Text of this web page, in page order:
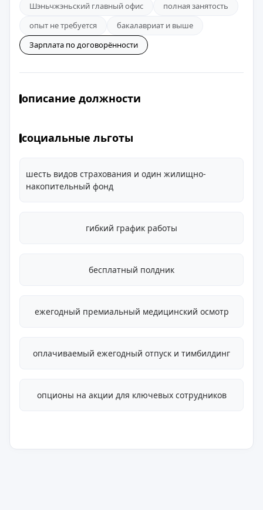
Шэньчжэньский главный офис
полная занятость
опыт не требуется
бакалавриат и выше
Зарплата по договорённости
описание должности
социальные льготы
шесть видов страхования и один жилищно-
накопительный фонд
гибкий график работы
бесплатный полдник
ежегодный премиальный медицинский осмотр
оплачиваемый ежегодный отпуск и тимбилдинг
опционы на акции для ключевых сотрудников